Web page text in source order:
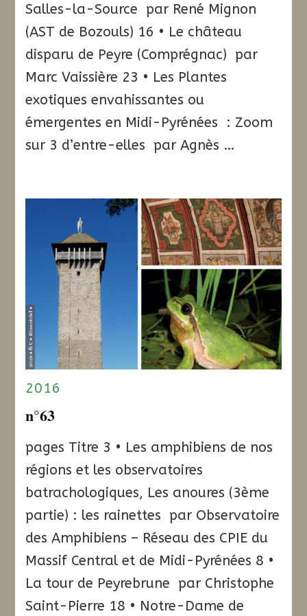
Salles-la-Source par René Mignon
(AST de Bozouls) 16 • Le château
disparu de Peyre (Comprégnac) par
Marc Vaissière 23 • Les Plantes
exotiques envahissantes ou
émergentes en Midi-Pyrénées : Zoom
sur 3 d’entre-elles par Agnès …
2016
n°63
pages Titre 3 • Les amphibiens de nos
régions et les observatoires
batrachologiques, Les anoures (3ème
partie) : les rainettes par Observatoire
des Amphibiens – Réseau des CPIE du
Massif Central et de Midi-Pyrénées 8 •
La tour de Peyrebrune par Christophe
Saint-Pierre 18 • Notre-Dame de